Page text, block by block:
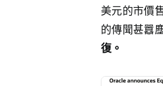
美元的市價
的傳聞甚囂
復。